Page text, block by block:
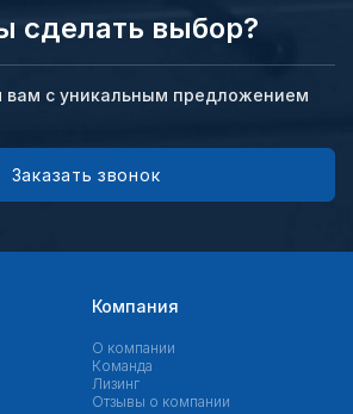
сделать выбор?
вам с уникальным предложением
Заказать звонок
Компания
О компании
Команда
Лизинг
Отзывы о компании